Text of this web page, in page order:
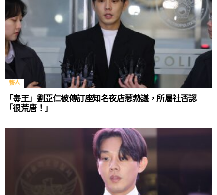
藝人
「毒王」劉亞仁被傳訂座知名夜店惹熱議，所屬社否認
「很荒唐！」